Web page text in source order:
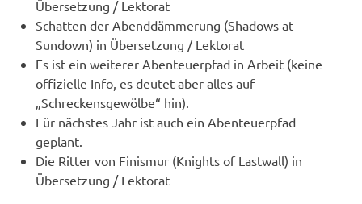
Übersetzung / Lektorat
Schatten der Abenddämmerung (Shadows at
Sundown) in Übersetzung / Lektorat
Es ist ein weiterer Abenteuerpfad in Arbeit (keine
offizielle Info, es deutet aber alles auf
„Schreckensgewölbe“ hin).
Für nächstes Jahr ist auch ein Abenteuerpfad
geplant.
Die Ritter von Finismur (Knights of Lastwall) in
Übersetzung / Lektorat